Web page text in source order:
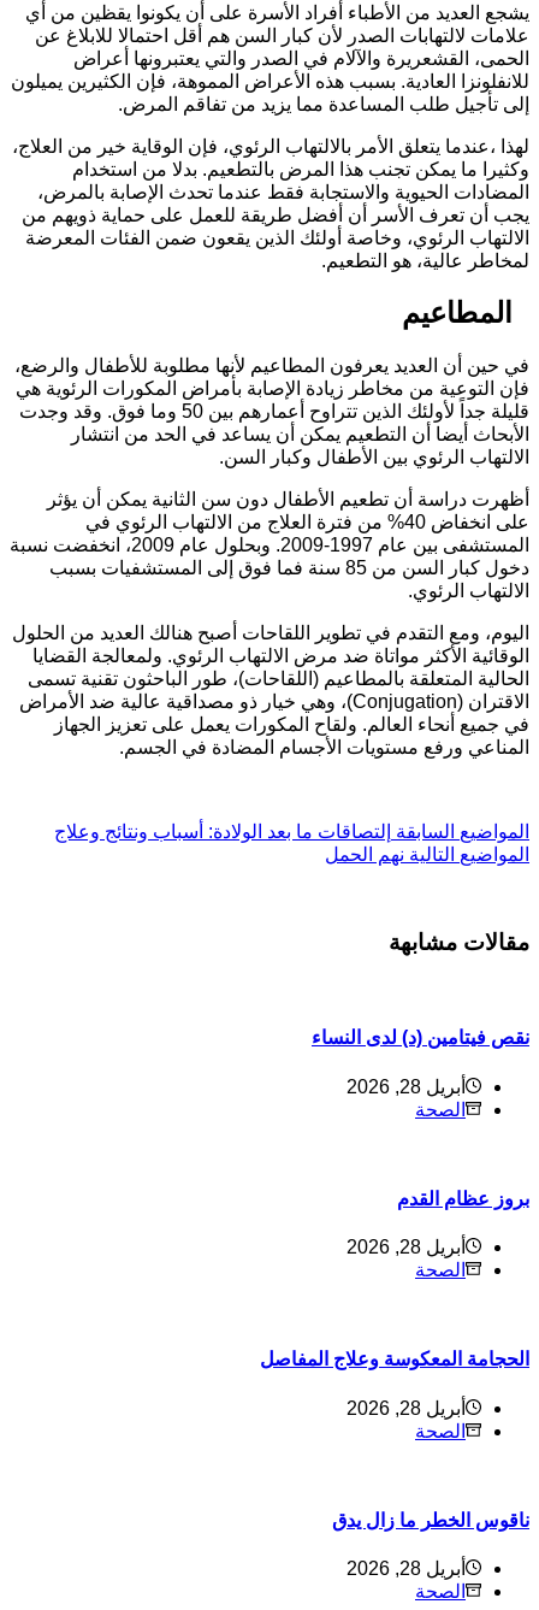
العديد من الأطباء أفراد الأسرة على أن يكونوا يقظين من أي
لالتهابات الصدر لأن كبار السن هم أقل احتمالا للابلاغ عن
القشعريرة والآلام في الصدر والتي يعتبرونها أعراض
العادية. بسبب هذه الأعراض المموهة، فإن الكثيرين يميلون
تأجيل طلب المساعدة مما يزيد من تفاقم المرض.
،عندما يتعلق الأمر بالالتهاب الرئوي، فإن الوقاية خير من العلاج،
ما يمكن تجنب هذا المرض بالتطعيم. بدلا من استخدام
الحيوية والاستجابة فقط عندما تحدث الإصابة بالمرض،
أن تعرف الأسر أن أفضل طريقة للعمل على حماية ذويهم من
الرئوي، وخاصة أولئك الذين يقعون ضمن الفئات المعرضة
عالية، هو التطعيم.
حين أن العديد يعرفون المطاعيم لأنها مطلوبة للأطفال والرضع،
التوعية من مخاطر زيادة الإصابة بأمراض المكورات الرئوية هي
قليلة جداً لأولئك الذين تتراوح أعمارهم بين 50 وما فوق. وقد وجدت
أيضا أن التطعيم يمكن أن يساعد في الحد من انتشار
الرئوي بين الأطفال وكبار السن.
دراسة أن تطعيم الأطفال دون سن الثانية يمكن أن يؤثر
على انخفاض 40% من فترة العلاج من الالتهاب الرئوي في
المستشفى بين عام 1997-2009. وبحلول عام 2009، انخفضت نسبة
دخول كبار السن من 85 سنة فما فوق إلى المستشفيات بسبب
الرئوي.
ومع التقدم في تطوير اللقاحات أصبح هنالك العديد من الحلول
الأكثر مواتاة ضد مرض الالتهاب الرئوي. ولمعالجة القضايا
المتعلقة بالمطاعيم (اللقاحات)، طور الباحثون تقنية تسمى
الاقتران (Conjugation)، وهي خيار ذو مصداقية عالية ضد الأمراض
جميع أنحاء العالم. ولقاح المكورات يعمل على تعزيز الجهاز
ورفع مستويات الأجسام المضادة في الجسم.
مواضيعالسابقةإلتصاقات ما بعد الولادة: أسباب ونتائج وعلاج
مواضيعالتاليةنهم الحمل
مشابهة
فيتامين (د) لدى النساء
أبريل 28, 2026
الصحة
عظام القدم
أبريل 28, 2026
الصحة
المعكوسة وعلاج المفاصل
أبريل 28, 2026
الصحة
الخطر ما زال يدق
أبريل 28, 2026
الصحة